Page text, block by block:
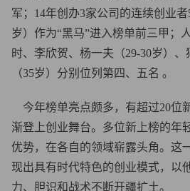
军；14年创办3家公司的连续创业
岁）作为“黑马”进入榜单前三甲；
时、李欣贺、杨一夫（29-30岁）
（35岁）分别位列第四、五名 。
今年榜单亮点颇多，有超过20位
渐登上创业舞台。多位新上榜的年
优势，在各自的领域崭露头角。这
现出具有时代特色的创业模式，以
力、胆识和战术不断开疆扩土。